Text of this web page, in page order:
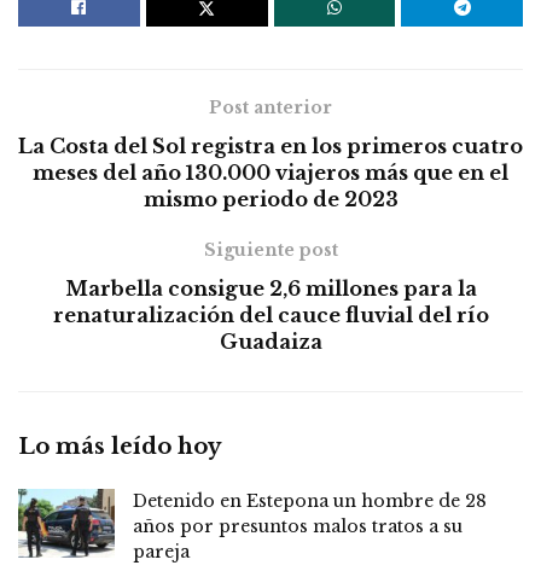
Post anterior
La Costa del Sol registra en los primeros cuatro
meses del año 130.000 viajeros más que en el
mismo periodo de 2023
Siguiente post
Marbella consigue 2,6 millones para la
renaturalización del cauce fluvial del río
Guadaiza
Lo más leído hoy
Detenido en Estepona un hombre de 28
años por presuntos malos tratos a su
pareja